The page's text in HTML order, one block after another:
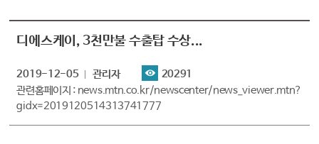
디에스케이, 3천만불 수출탑 수상...
2019-12-05 관리자
20291
관련홈페이지 : news.mtn.co.kr/newscenter/news_viewer.mtn?
gidx=2019120514313741777